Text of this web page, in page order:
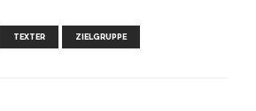
TEXTER ZIELGRUPPE